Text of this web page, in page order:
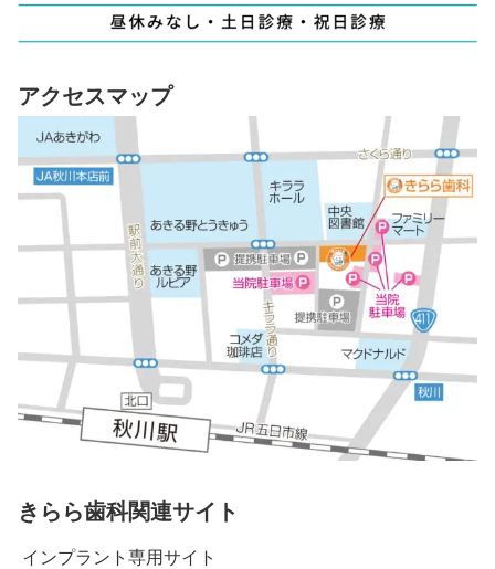
アクセスマップ
きらら歯科関連サイト
インプラント専用サイト